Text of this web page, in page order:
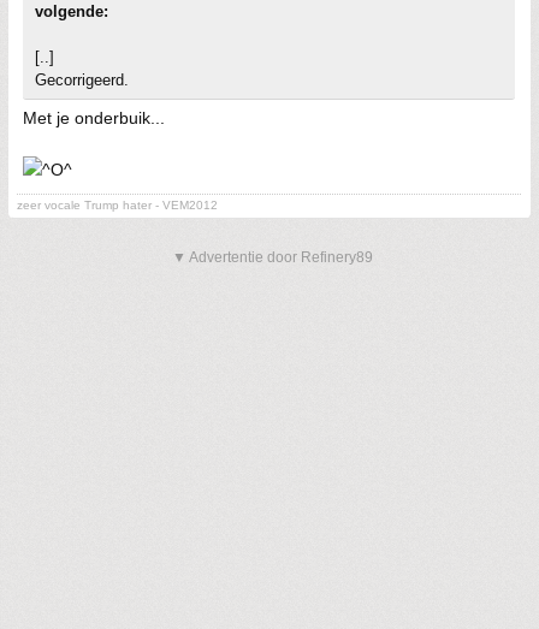
volgende:
[..]
Gecorrigeerd.
Met je onderbuik...
zeer vocale Trump hater - VEM2012
▼ Advertentie door Refinery89